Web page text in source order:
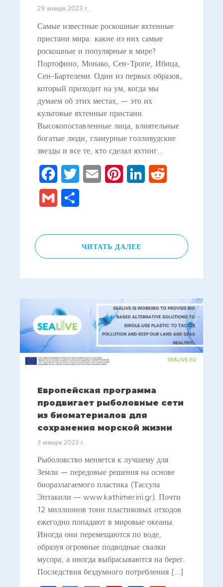
29 января 2023 г.
Самые известные роскошные яхтенные
пристани мира: какие из них самые
роскошные и популярные в мире?
Портофино, Монако, Сен-Тропе, Ибица,
Сен-Бартелеми. Один из первых образов,
который приходит на ум, когда мы
думаем об этих местах, — это их
культовые яхтенные пристани.
Высокопоставленные лица, влиятельные
богатые люди, гламурные голливудские
звезды и все те, кто сделал яхтинг…
FacebookTwitter Email PinterestLinkedIn
Gmail
ЧИТАТЬ ДАЛЕЕ
Европейская программа
продвигает рыболовные сети
из биоматериалов для
сохранения морской жизни
3 января 2023 г.
Рыболовство меняется к лучшему для
Земли — передовые решения на основе
биоразлагаемого пластика (Тассула
Эптакили — www.kathimerini.gr). Почти
12 миллионов тонн пластиковых отходов
ежегодно попадают в мировые океаны.
Иногда они перемещаются по воде,
образуя огромные подводные свалки
мусора, а иногда выбрасываются на берег.
Последствия бездумного потребления […]